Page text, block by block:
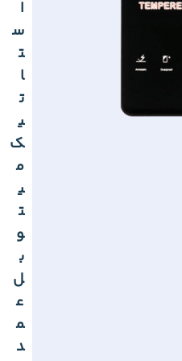
ا
س
ت
ا
ت
ی
ک
م
ی
ت
و
ب
ل
ع
م
د